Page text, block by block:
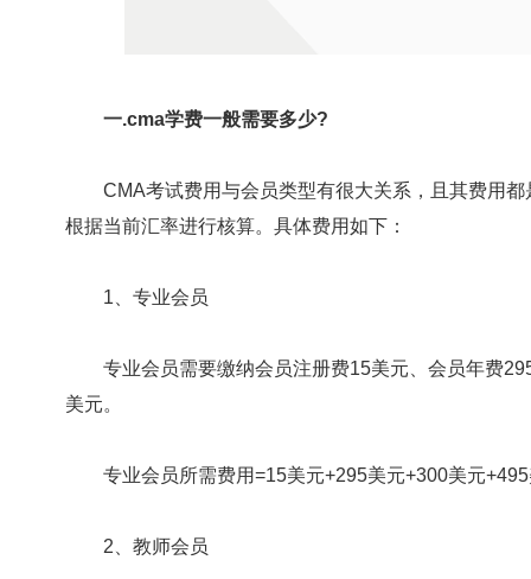
一.cma学费一般需要多少?
CMA考试费用与会员类型有很大关系，且其费用都
根据当前汇率进行核算。具体费用如下：
1、专业会员
专业会员需要缴纳会员注册费15美元、会员年费
美元。
专业会员所需费用=15美元+295美元+300美元+495
2、教师会员